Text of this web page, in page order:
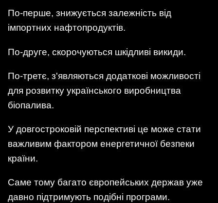
По-перше, знижується залежність від
імпортних нафтопродуктів.
По-друге, скорочуються шкідливі викиди.
По-третє, з'являються додаткові можливості
для розвитку українського виробництва
біопалива.
У довгостроковій перспективі це може стати
важливим фактором енергетичної безпеки
країни.
Саме тому багато європейських держав уже
давно підтримують подібні програми.